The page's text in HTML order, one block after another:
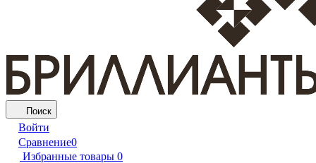
Поиск
Войти
Сравнение0
Избранные товары 0